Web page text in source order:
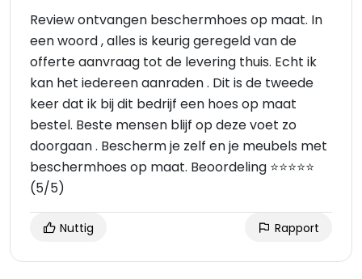
Review ontvangen beschermhoes op maat. In
een woord , alles is keurig geregeld van de
offerte aanvraag tot de levering thuis. Echt ik
kan het iedereen aanraden . Dit is de tweede
keer dat ik bij dit bedrijf een hoes op maat
bestel. Beste mensen blijf op deze voet zo
doorgaan . Bescherm je zelf en je meubels met
beschermhoes op maat. Beoordeling ⭐⭐⭐⭐⭐
(5/5)
Nuttig Rapport